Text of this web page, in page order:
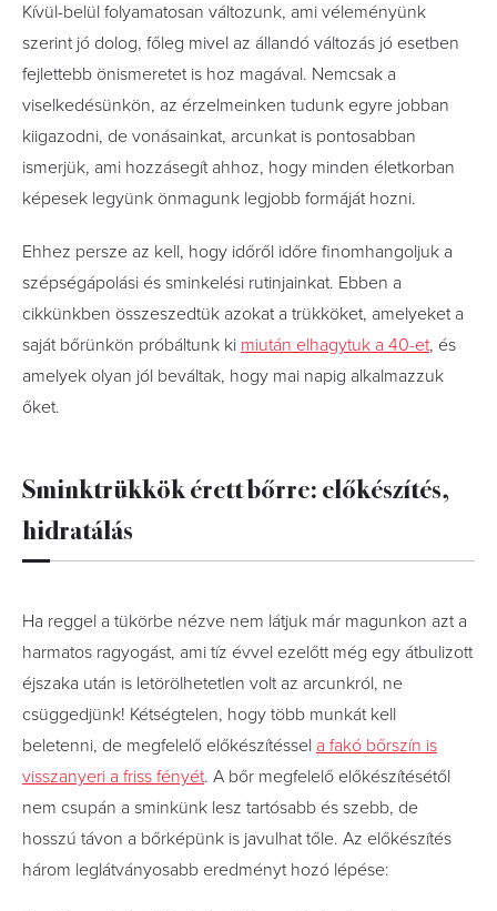
Kívül-belül folyamatosan változunk, ami véleményünk
szerint jó dolog, főleg mivel az állandó változás jó esetben
fejlettebb önismeretet is hoz magával. Nemcsak a
viselkedésünkön, az érzelmeinken tudunk egyre jobban
kiigazodni, de vonásainkat, arcunkat is pontosabban
ismerjük, ami hozzásegít ahhoz, hogy minden életkorban
képesek legyünk önmagunk legjobb formáját hozni.
Ehhez persze az kell, hogy időről időre finomhangoljuk a
szépségápolási és sminkelési rutinjainkat. Ebben a
cikkünkben összeszedtük azokat a trükköket, amelyeket a
saját bőrünkön próbáltunk ki miután elhagytuk a 40-et, és
amelyek olyan jól beváltak, hogy mai napig alkalmazzuk
őket.
Sminktrükkök érett bőrre: előkészítés,
hidratálás
Ha reggel a tükörbe nézve nem látjuk már magunkon azt a
harmatos ragyogást, ami tíz évvel ezelőtt még egy átbulizott
éjszaka után is letörölhetetlen volt az arcunkról, ne
csüggedjünk! Kétségtelen, hogy több munkát kell
beletenni, de megfelelő előkészítéssel a fakó bőrszín is
visszanyeri a friss fényét. A bőr megfelelő előkészítésétől
nem csupán a sminkünk lesz tartósabb és szebb, de
hosszú távon a bőrképünk is javulhat tőle. Az előkészítés
három leglátványosabb eredményt hozó lépése: